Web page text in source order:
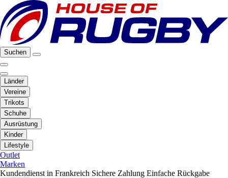
Suchen
Länder
Vereine
Trikots
Schuhe
Ausrüstung
Kinder
Lifestyle
Outlet
Marken
Kundendienst in Frankreich Sichere Zahlung Einfache Rückgabe